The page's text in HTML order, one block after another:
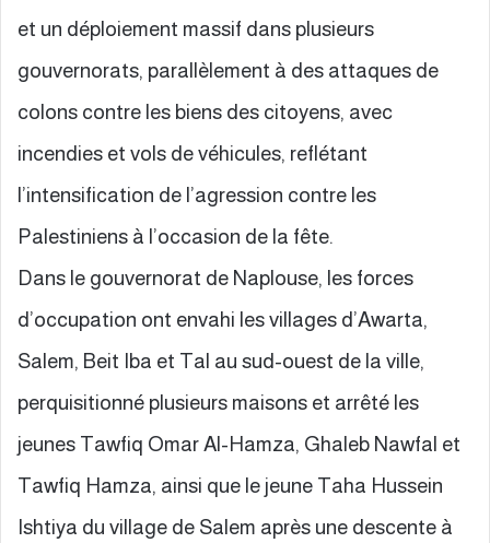
et un déploiement massif dans plusieurs
gouvernorats, parallèlement à des attaques de
colons contre les biens des citoyens, avec
incendies et vols de véhicules, reflétant
l’intensification de l’agression contre les
Palestiniens à l’occasion de la fête.
Dans le gouvernorat de Naplouse, les forces
d’occupation ont envahi les villages d’Awarta,
Salem, Beit Iba et Tal au sud-ouest de la ville,
perquisitionné plusieurs maisons et arrêté les
jeunes Tawfiq Omar Al-Hamza, Ghaleb Nawfal et
Tawfiq Hamza, ainsi que le jeune Taha Hussein
Ishtiya du village de Salem après une descente à